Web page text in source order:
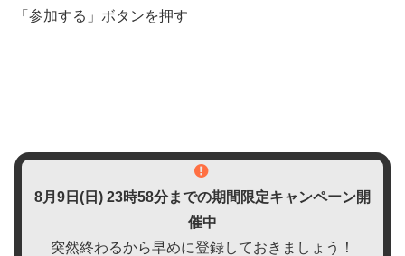
「参加する」ボタンを押す
8月9日(日) 23時58分までの期間限定キャンペーン開
催中
突然終わるから早めに登録しておきましょう！